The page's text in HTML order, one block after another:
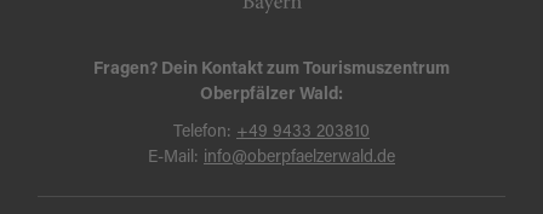
Fragen? Dein Kontakt zum Tourismuszentrum
Oberpfälzer Wald:
Telefon: +49 9433 203810
E-Mail: info@oberpfaelzerwald.de